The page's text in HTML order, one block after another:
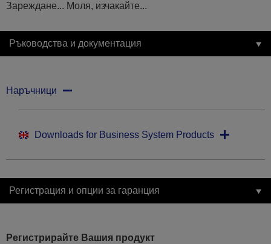
Зареждане... Моля, изчакайте...
Ръководства и документация
Наръчници
Downloads for Business System Products
Регистрация и опции за гаранция
Регистрирайте Вашия продукт